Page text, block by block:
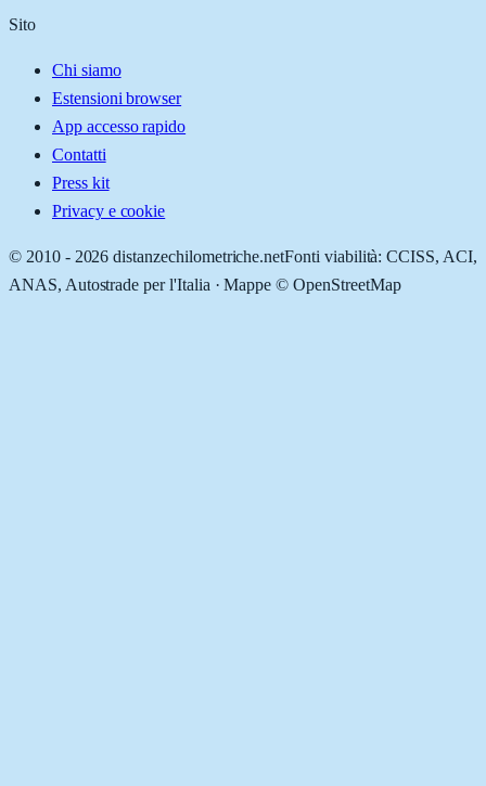
Sito
Chi siamo
Estensioni browser
App accesso rapido
Contatti
Press kit
Privacy e cookie
© 2010 - 2026 distanzechilometriche.netFonti viabilità: CCISS, ACI,
ANAS, Autostrade per l'Italia · Mappe © OpenStreetMap